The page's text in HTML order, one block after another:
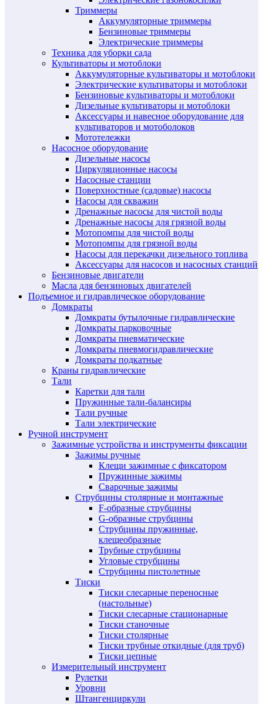
Триммеры
Аккумуляторные триммеры
Бензиновые триммеры
Электрические триммеры
Техника для уборки сада
Культиваторы и мотоблоки
Аккумуляторные культиваторы и мотоблоки
Электрические культиваторы и мотоблоки
Бензиновые культиваторы и мотоблоки
Дизельные культиваторы и мотоблоки
Аксессуары и навесное оборудование для
культиваторов и мотоболоков
Мототележки
Насосное оборудование
Дизельные насосы
Циркуляционные насосы
Насосные станции
Поверхностные (садовые) насосы
Насосы для скважин
Дренажные насосы для чистой воды
Дренажные насосы для грязной воды
Мотопомпы для чистой воды
Мотопомпы для грязной воды
Насосы для перекачки дизельного топлива
Аксессуары для насосов и насосных станций
Бензиновые двигатели
Масла для бензиновых двигателей
Подъемное и гидравлическое оборудование
Домкраты
Домкраты бутылочные гидравлические
Домкраты парковочные
Домкраты пневматические
Домкраты пневмогидравлические
Домкраты подкатные
Краны гидравлические
Тали
Каретки для тали
Пружинные тали-балансиры
Тали ручные
Тали электрические
Ручной инструмент
Зажимные устройства и инструменты фиксации
Зажимы ручные
Клещи зажимные с фиксатором
Пружинные зажимы
Сварочные зажимы
Струбцины столярные и монтажные
F-образные струбцины
G-образные струбцины
Струбцины пружинные,
клещеобразные
Трубные струбцины
Угловые струбцины
Струбцины пистолетные
Тиски
Тиски слесарные переносные
(настольные)
Тиски слесарные стационарные
Тиски станочные
Тиски столярные
Тиски трубные откидные (для труб)
Тиски цепные
Измерительный инструмент
Рулетки
Уровни
Штангенциркули